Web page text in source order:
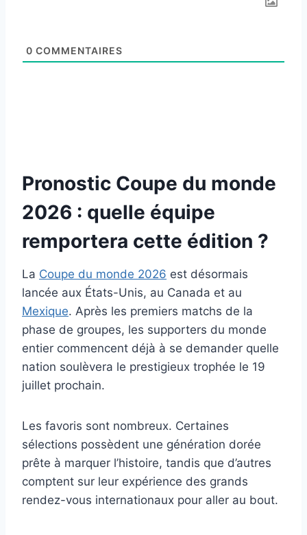
0 COMMENTAIRES
Pronostic Coupe du monde
2026 : quelle équipe
remportera cette édition ?
La Coupe du monde 2026 est désormais
lancée aux États-Unis, au Canada et au
Mexique. Après les premiers matchs de la
phase de groupes, les supporters du monde
entier commencent déjà à se demander quelle
nation soulèvera le prestigieux trophée le 19
juillet prochain.
Les favoris sont nombreux. Certaines
sélections possèdent une génération dorée
prête à marquer l’histoire, tandis que d’autres
comptent sur leur expérience des grands
rendez-vous internationaux pour aller au bout.